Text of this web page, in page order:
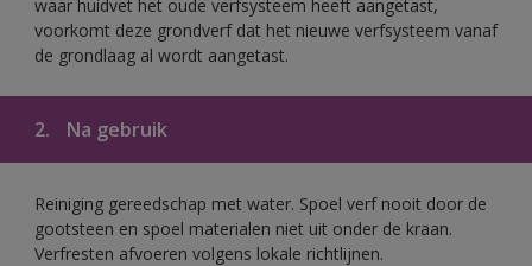
waar huidvet het oude verfsysteem heeft aangetast,
voorkomt deze grondverf dat het nieuwe verfsysteem vanaf
de grondlaag al wordt aangetast.
2. Na gebruik
Reiniging gereedschap met water. Spoel verf nooit door de
gootsteen en spoel materialen niet uit onder de kraan.
Verfresten afvoeren volgens lokale richtlijnen.